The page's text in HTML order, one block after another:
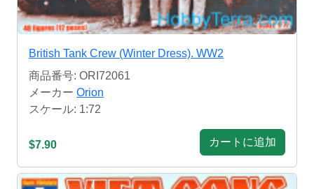
British Tank Crew (Winter Dress). WW2
商品番号: ORI72061
メーカー Orion
スケール: 1:72
$7.90 カートに追加